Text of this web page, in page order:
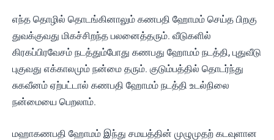
எந்த தொழில் தொடங்கினாலும் கணபதி ஹோமம் செய்த பிறகு
துவக்குவது மிகச்சிறந்த பலனைத்தரும். வீடுகளில்
கிரகப்பிரவேசம் நடத்தும்போது கணபது ஹோமம் நடத்தி, புதுவீடு
புகுவது எக்காலமும் நன்மை தரும். குடும்பத்தில் தொடர்ந்து
சுகவீனம் ஏற்பட்டால் கணபதி ஹோமம் நடத்தி உடல்நிலை
நன்மையை பெறலாம்.
மஹாகணபதி ஹோமம் இந்து சமயத்தின் முழுமுதற் கடவுளான